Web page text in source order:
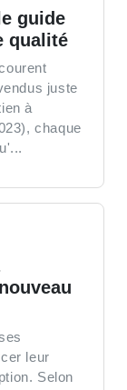
guide
qualité
juste
à
chaque
leur
Selon